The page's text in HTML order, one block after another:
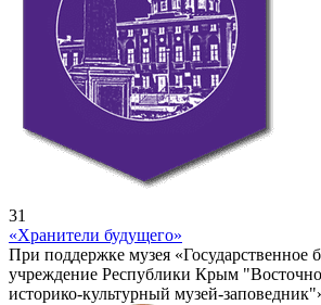
31
«Хранители будущего»
При поддержке музея «Государственное
учреждение Республики Крым
историко-культурный музей-